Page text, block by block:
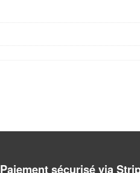
Paiement sécurisé via